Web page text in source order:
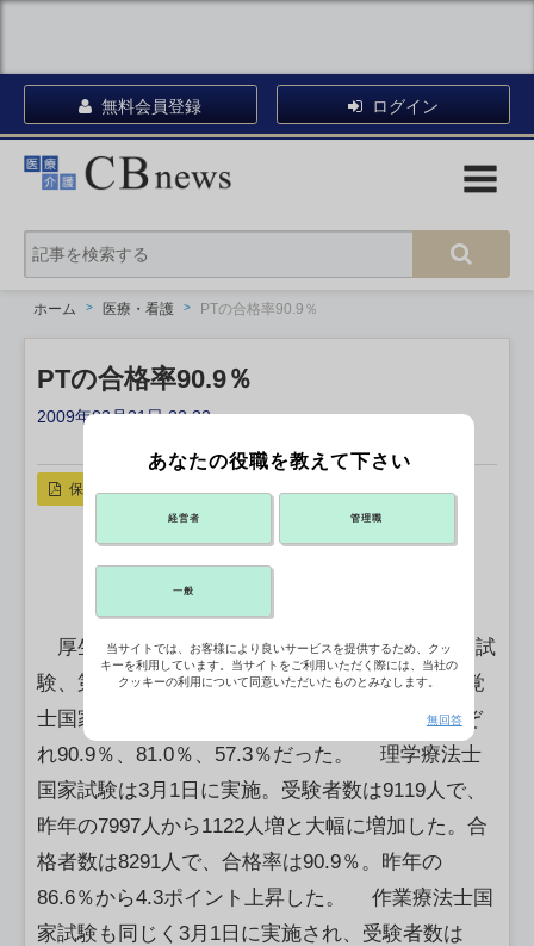
無料会員登録 ログイン
ホーム 医療・看護 PTの合格率90.9％
PTの合格率90.9％
2009年03月31日 22:32
保存
厚生労働省は3月31日、第44回理学療法士国家試
験、第44回作業療法士国家試験、第11回言語聴覚
士国家試験の合格発表を行った。合格率はそれぞ
れ90.9％、81.0％、57.3％だった。 理学療法士
国家試験は3月1日に実施。受験者数は9119人で、
昨年の7997人から1122人増と大幅に増加した。合
格者数は8291人で、合格率は90.9％。昨年の
86.6％から4.3ポイント上昇した。 作業療法士国
家試験も同じく3月1日に実施され、受験者数は
あなたの役職を教えて下さい
経営者 管理職
一般
当サイトでは、お客様により良いサービスを提供するため、クッ
キーを利用しています。当サイトをご利用いただく際には、当社の
クッキーの利用について同意いただいたものとみなします。
無回答